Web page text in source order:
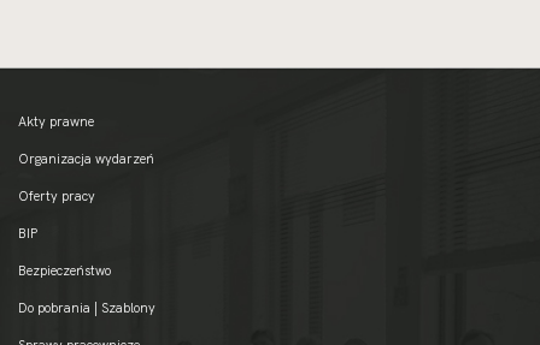
Akty prawne
Organizacja wydarzeń
Oferty pracy
BIP
Bezpieczeństwo
Do pobrania | Szablony